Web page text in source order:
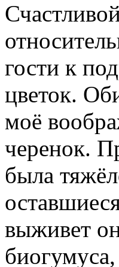
гости к
цветок.
моё
черенок.
была
выживет